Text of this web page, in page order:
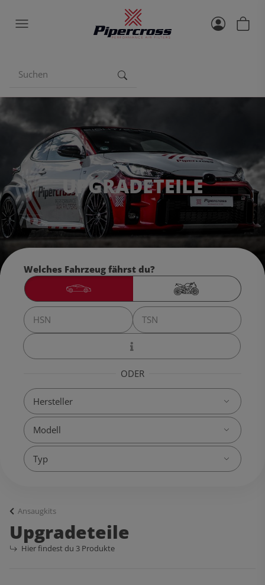
UPGRADETEILE
Welches Fahrzeug fährst du?
ODER
Ansaugkits
Upgradeteile
Hier findest du 3 Produkte